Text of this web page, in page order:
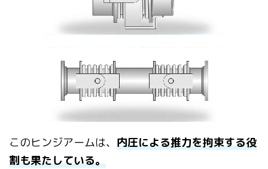
このヒンジアームは、 内圧による推力を拘束する役
割も果たしている。